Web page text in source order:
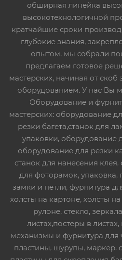
обширная линейка
высокотехнологичной
кратчайшие сроки
глубокие знания,
опытом, мы собрали
предлагаем готовое
мастерских, начиная от
оборудованием. У нас Вы
Оборудование и
мастерских: оборудование
резки багета,станок для
упаковки, оборудование
оборудование для резки
станок для нанесения
для фоторамок, упаковка,
замки и петли, фурнитура
холсты на картоне, холсты
рулоне, стекло,
листах,постеры в
механизмы и фурнитура для
пластины, шурупы, маркер,